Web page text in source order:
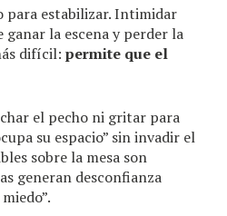
para estabilizar. Intimidar
ganar la escena y perder la
difícil: permite que el
el pecho ni gritar para
su espacio” sin invadir el
sobre la mesa son
generan desconfianza